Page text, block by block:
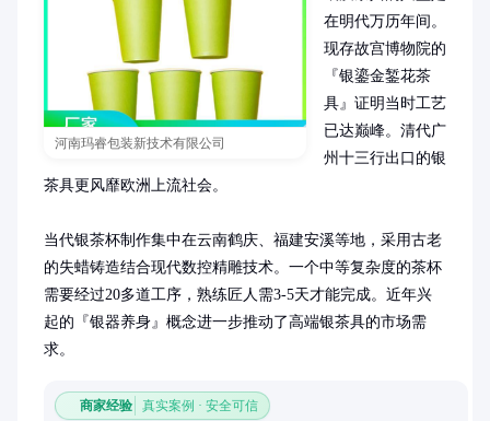
河南玛睿包装新技术有限公司
在明代万历年间。
现存故宫博物院的
『银鎏金錾花茶
具』证明当时工艺
已达巅峰。清代广
州十三行出口的银
茶具更风靡欧洲上流社会。
当代银茶杯制作集中在云南鹤庆、福建安溪等地，采用古老
的失蜡铸造结合现代数控精雕技术。一个中等复杂度的茶杯
需要经过20多道工序，熟练匠人需3-5天才能完成。近年兴
起的『银器养身』概念进一步推动了高端银茶具的市场需
求。
商家经验 真实案例 · 安全可信